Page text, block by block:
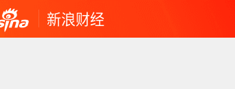
新浪财经